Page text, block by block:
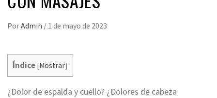
PorAdmin / 1 de mayo de 2023
Índice [Mostrar]
¿Dolor de espalda y cuello? ¿Dolores de cabeza